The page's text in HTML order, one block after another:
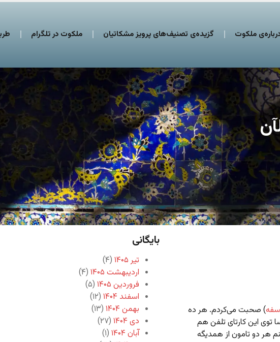
ملکوت گزیده‌ی تصنیف‌های پرویز مشکاتیان ملکوت در تلگرام
) صحبت می‌کردم. هر ده
توی این کارتای تلفن‌ هم
هر دو تامون از همدیگه
بایگانی
تیر ۱۴۰۵
(۴)
اردیبهشت ۱۴۰۵
(۴)
فروردین ۱۴۰۵
(۵)
اسفند ۱۴۰۴
(۱۲)
بهمن ۱۴۰۴
(۱۳)
دی ۱۴۰۴
(۲۷)
آبان ۱۴۰۴
(۱)